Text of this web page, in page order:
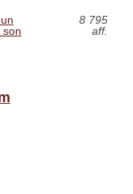
son
8 795
aff.